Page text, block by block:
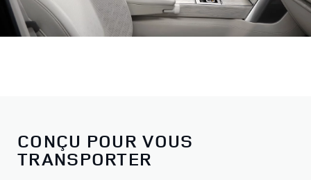
CONÇU POUR VOUS
TRANSPORTER